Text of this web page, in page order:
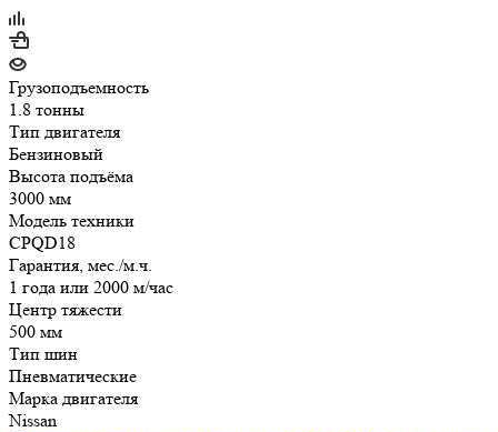
Грузоподъемность
1.8 тонны
Тип двигателя
Бензиновый
Высота подъёма
3000 мм
Модель техники
CPQD18
Гарантия, мес./м.ч.
1 года или 2000 м/час
Центр тяжести
500 мм
Тип шин
Пневматические
Марка двигателя
Nissan